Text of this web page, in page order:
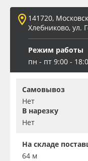
Oracal 641
Orajet 3640
Плёнка монтажная
ПЭТ листовой
ПЭТ бэклит
Вспененный ПВХ
141720,
Хлебниково, ул.
Режим работы
пн - пт 9:00 -
Самовывоз
Нет
В нарезку
Нет
На складе
64 м